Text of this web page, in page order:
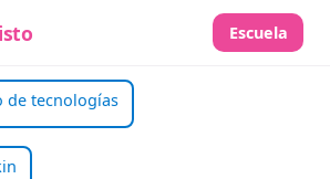
Escuela
de tecnologías